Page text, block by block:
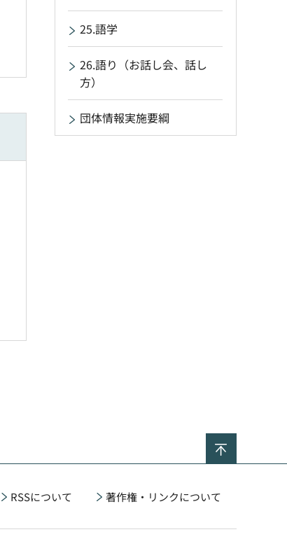
25.語学
26.語り（お話し会、話し
方）
団体情報実施要綱
RSSについて 著作権・リンクについて